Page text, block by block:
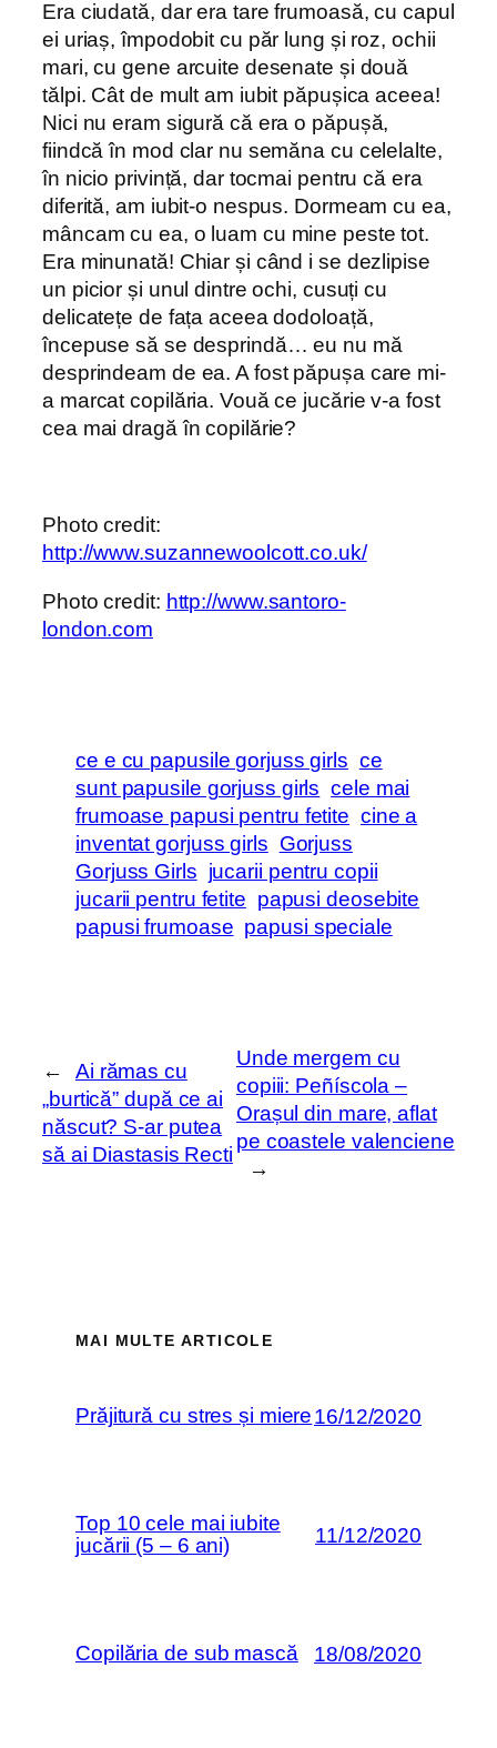
Era ciudată, dar era tare frumoasă, cu capul
ei uriaș, împodobit cu păr lung și roz, ochii
mari, cu gene arcuite desenate și două
tălpi. Cât de mult am iubit păpușica aceea!
Nici nu eram sigură că era o păpușă,
fiindcă în mod clar nu semăna cu celelalte,
în nicio privință, dar tocmai pentru că era
diferită, am iubit-o nespus. Dormeam cu ea,
mâncam cu ea, o luam cu mine peste tot.
Era minunată! Chiar și când i se dezlipise
un picior și unul dintre ochi, cusuți cu
delicatețe de fața aceea dodoloață,
începuse să se desprindă… eu nu mă
desprindeam de ea. A fost păpușa care mi-
a marcat copilăria. Vouă ce jucărie v-a fost
cea mai dragă în copilărie?
Photo credit:
http://www.suzannewoolcott.co.uk/
Photo credit: http://www.santoro-
london.com
ce e cu papusile gorjuss girls ce
sunt papusile gorjuss girls cele mai
frumoase papusi pentru fetite cine a
inventat gorjuss girls Gorjuss
Gorjuss Girls jucarii pentru copii
jucarii pentru fetite papusi deosebite
papusi frumoase papusi speciale
←
Ai rămas cu
„burtică” după ce ai
născut? S-ar putea
să ai Diastasis Recti
Unde mergem cu
copiii: Peñíscola –
Orașul din mare, aflat
pe coastele valenciene
→
MAI MULTE ARTICOLE
Prăjitură cu stres și miere16/12/2020
Top 10 cele mai iubite
jucării (5 – 6 ani)
11/12/2020
Copilăria de sub mască 18/08/2020